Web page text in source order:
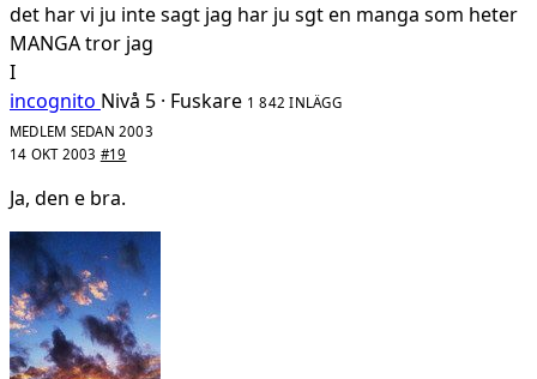
det har vi ju inte sagt jag har ju sgt en manga som heter
MANGA tror jag
I
incognito Nivå 5 · Fuskare 1 842 INLÄGG
MEDLEM SEDAN 2003
14 OKT 2003 #19
Ja, den e bra.